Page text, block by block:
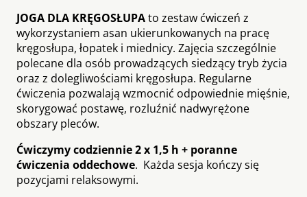
JOGA DLA KRĘGOSŁUPAto zestaw ćwiczeń z
wykorzystaniem asan ukierunkowanych na pracę
kręgosłupa, łopatek i miednicy. Zajęcia szczególnie
polecane dla osób prowadzących siedzący tryb życia
oraz z dolegliwościami kręgosłupa. Regularne
ćwiczenia pozwalają wzmocnić odpowiednie mięśnie,
skorygować postawę, rozluźnić nadwyrężone
obszary pleców.
Ćwiczymy codziennie 2 x 1,5 h + poranne
ćwiczenia oddechowe. Każda sesja kończy się
pozycjami relaksowymi.